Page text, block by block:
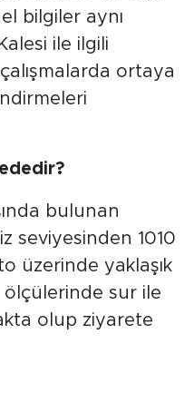
bilgiler aynı
ile ilgili
ortaya
bulunan
seviyesinden 1010
üzerinde yaklaşık
sur ile
olup ziyarete